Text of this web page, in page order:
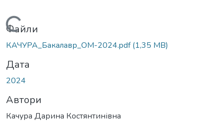
Вантажиться...
Файли
КАЧУРА_Бакалавр_ОМ-2024.pdf(1,35 MB)
Дата
2024
Автори
Качура Дарина Костянтинівна